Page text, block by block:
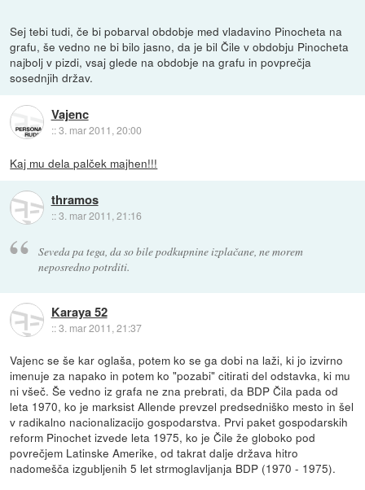
Sej tebi tudi, če bi pobarval obdobje med vladavino Pinocheta na
grafu, še vedno ne bi bilo jasno, da je bil Čile v obdobju Pinocheta
najbolj v pizdi, vsaj glede na obdobje na grafu in povprečja
sosednjih držav.
Vajenc
::3. mar 2011, 20:00
Kaj mu dela palček majhen!!!
thramos
::3. mar 2011, 21:16
Seveda pa tega, da so bile podkupnine izplačane, ne morem
neposredno potrditi.
Karaya 52
::3. mar 2011, 21:37
Vajenc se še kar oglaša, potem ko se ga dobi na laži, ki jo izvirno
imenuje za napako in potem ko "pozabi" citirati del odstavka, ki mu
ni všeč. Še vedno iz grafa ne zna prebrati, da BDP Čila pada od
leta 1970, ko je marksist Allende prevzel predsedniško mesto in šel
v radikalno nacionalizacijo gospodarstva. Prvi paket gospodarskih
reform Pinochet izvede leta 1975, ko je Čile že globoko pod
povrečjem Latinske Amerike, od takrat dalje država hitro
nadomešča izgubljenih 5 let strmoglavljanja BDP (1970 - 1975).